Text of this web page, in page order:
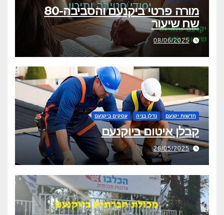
מורה פרטי ביקנעם והסביבה-80
שח שיעור
08/06/2025
חדשות יקנעם נדלן בניה עסקים ביקנעם
קבלן איטום ביוקנעם
26/05/2025